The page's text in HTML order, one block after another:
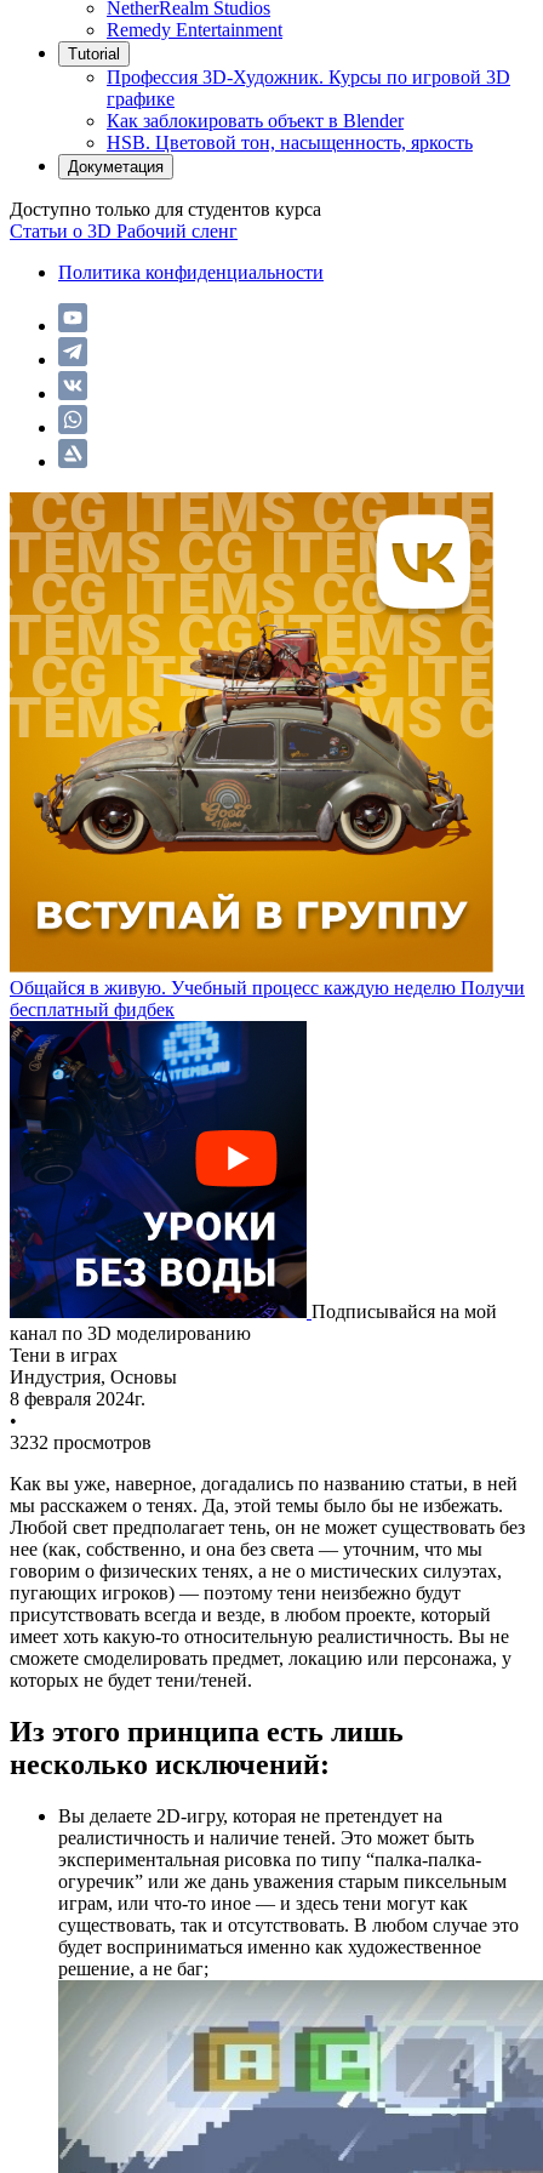
NetherRealm Studios
Remedy Entertainment
Tutorial
Профессия 3D-Художник. Курсы по игровой 3D
графике
Как заблокировать объект в Blender
HSB. Цветовой тон, насыщенность, яркость
Докуметация
Доступно только для студентов курса
Статьи о 3D Рабочий сленг
Политика конфиденциальности
Общайся в живую. Учебный процесс каждую неделю Получи
бесплатный фидбек
Подписывайся на мой
канал по 3D моделированию
Тени в играх
Индустрия, Основы
8 февраля 2024г.
•
3232 просмотров
Как вы уже, наверное, догадались по названию статьи, в ней
мы расскажем о тенях. Да, этой темы было бы не избежать.
Любой свет предполагает тень, он не может существовать без
нее (как, собственно, и она без света — уточним, что мы
говорим о физических тенях, а не о мистических силуэтах,
пугающих игроков) — поэтому тени неизбежно будут
присутствовать всегда и везде, в любом проекте, который
имеет хоть какую-то относительную реалистичность. Вы не
сможете смоделировать предмет, локацию или персонажа, у
которых не будет тени/теней.
Из этого принципа есть лишь
несколько исключений:
Вы делаете 2D-игру, которая не претендует на
реалистичность и наличие теней. Это может быть
экспериментальная рисовка по типу “палка-палка-
огуречик” или же дань уважения старым пиксельным
играм, или что-то иное — и здесь тени могут как
существовать, так и отсутствовать. В любом случае это
будет восприниматься именно как художественное
решение, а не баг;